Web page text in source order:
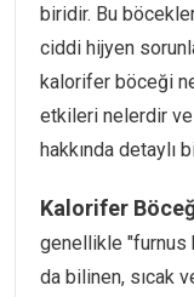
biridir. Bu
ciddi hijyen
kalorifer böceği
etkileri nelerdir
hakkında detaylı
Kalorifer
genellikle "furnus
da bilinen, sıcak